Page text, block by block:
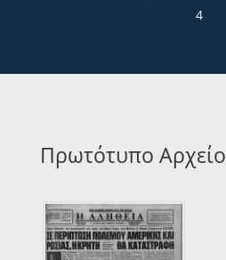
4
Πρωτότυπο Αρχείο